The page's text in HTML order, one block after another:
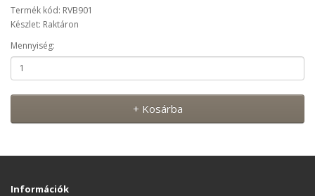
Termék kód: RVB901
Készlet: Raktáron
Mennyiség:
+ Kosárba
Információk